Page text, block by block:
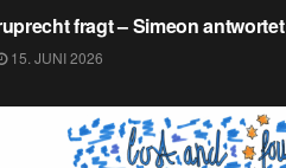
fragt – Simeon antwortet
15. JUNI 2026